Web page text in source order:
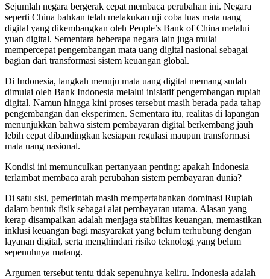
Sejumlah negara bergerak cepat membaca perubahan ini. Negara
seperti China bahkan telah melakukan uji coba luas mata uang
digital yang dikembangkan oleh People’s Bank of China melalui
yuan digital. Sementara beberapa negara lain juga mulai
mempercepat pengembangan mata uang digital nasional sebagai
bagian dari transformasi sistem keuangan global.
Di Indonesia, langkah menuju mata uang digital memang sudah
dimulai oleh Bank Indonesia melalui inisiatif pengembangan rupiah
digital. Namun hingga kini proses tersebut masih berada pada tahap
pengembangan dan eksperimen. Sementara itu, realitas di lapangan
menunjukkan bahwa sistem pembayaran digital berkembang jauh
lebih cepat dibandingkan kesiapan regulasi maupun transformasi
mata uang nasional.
Kondisi ini memunculkan pertanyaan penting: apakah Indonesia
terlambat membaca arah perubahan sistem pembayaran dunia?
Di satu sisi, pemerintah masih mempertahankan dominasi Rupiah
dalam bentuk fisik sebagai alat pembayaran utama. Alasan yang
kerap disampaikan adalah menjaga stabilitas keuangan, memastikan
inklusi keuangan bagi masyarakat yang belum terhubung dengan
layanan digital, serta menghindari risiko teknologi yang belum
sepenuhnya matang.
Argumen tersebut tentu tidak sepenuhnya keliru. Indonesia adalah